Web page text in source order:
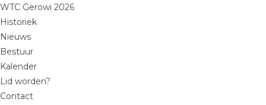
WTC Gerowi 2026
Historiek
Nieuws
Bestuur
Kalender
Lid worden?
Contact